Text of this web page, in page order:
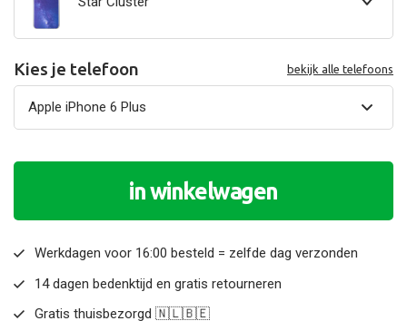
Kies je telefoon bekijk alle telefoons
in winkelwagen
Werkdagen voor 16:00 besteld = zelfde dag verzonden
14 dagen bedenktijd en gratis retourneren
Gratis thuisbezorgd 🇳🇱🇧🇪